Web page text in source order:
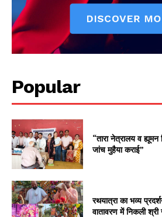
Popular
“तारा नेत्रालय व
जांच मुहैया कराई”
रथयात्रा का भव्य
वातावरण में निकली